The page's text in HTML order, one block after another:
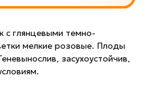
с глянцевыми темно-
мелкие розовые. Плоды
засухоустойчив,